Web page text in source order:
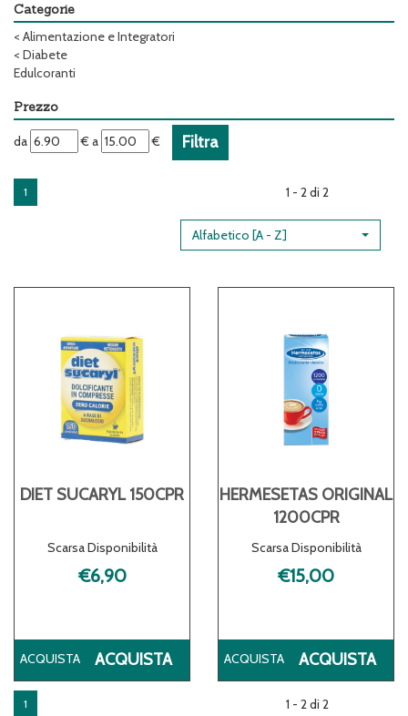
Categorie
< Alimentazione e Integratori
< Diabete
Edulcoranti
Prezzo
filtra
da
da €
filtra
a
a €
1 1 - 2 di 2
Alfabetico [A - Z]
DIET SUCARYL 150CPR
Scarsa Disponibilità
€6,90
ACQUISTA
ACQUISTA DIET
HERMESETAS ORIGINAL
1200CPR
Scarsa Disponibilità
€15,00
ACQUISTA
1 1 - 2 di 2